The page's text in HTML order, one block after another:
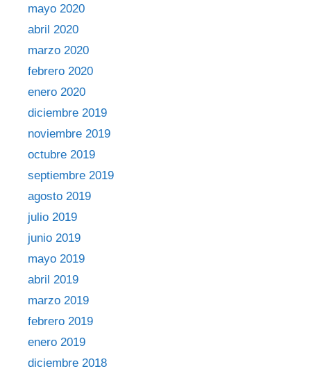
mayo 2020
abril 2020
marzo 2020
febrero 2020
enero 2020
diciembre 2019
noviembre 2019
octubre 2019
septiembre 2019
agosto 2019
julio 2019
junio 2019
mayo 2019
abril 2019
marzo 2019
febrero 2019
enero 2019
diciembre 2018